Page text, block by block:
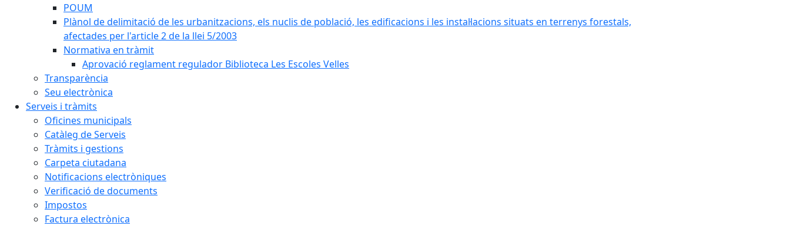
POUM
Plànol de delimitació de les urbanitzacions, els nuclis de població, les edificacions i les instal·lacions situats en terrenys forestals,
afectades per l'article 2 de la llei 5/2003
Normativa en tràmit
Aprovació reglament regulador Biblioteca Les Escoles Velles
Transparència
Seu electrònica
Serveis i tràmits
Oficines municipals
Catàleg de Serveis
Tràmits i gestions
Carpeta ciutadana
Notificacions electròniques
Verificació de documents
Impostos
Factura electrònica